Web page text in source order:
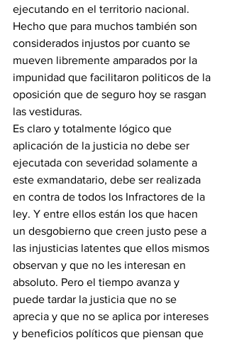
ejecutando en el territorio nacional.
Hecho que para muchos también son
considerados injustos por cuanto se
mueven libremente amparados por la
impunidad que facilitaron politicos de la
oposición que de seguro hoy se rasgan
las vestiduras.
Es claro y totalmente lógico que
aplicación de la justicia no debe ser
ejecutada con severidad solamente a
este exmandatario, debe ser realizada
en contra de todos los Infractores de la
ley. Y entre ellos están los que hacen
un desgobierno que creen justo pese a
las injusticias latentes que ellos mismos
observan y que no les interesan en
absoluto. Pero el tiempo avanza y
puede tardar la justicia que no se
aprecia y que no se aplica por intereses
y beneficios políticos que piensan que